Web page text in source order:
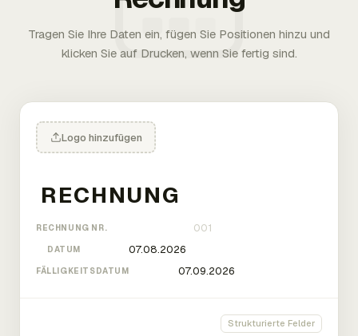
Tragen Sie Ihre Daten ein, fügen Sie Positionen hinzu und
klicken Sie auf Drucken, wenn Sie fertig sind.
Logo hinzufügen
RECHNUNG NR.
DATUM
FÄLLIGKEITSDATUM
Strukturierte Felder